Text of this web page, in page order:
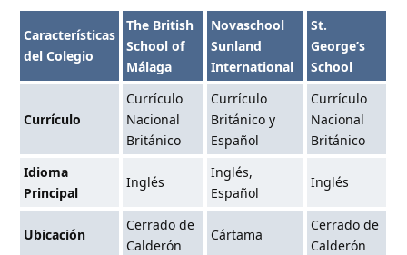
Características
del Colegio
The British
School of
Málaga
Novaschool
Sunland
International
St.
George’s
School
Currículo
Currículo
Nacional
Británico
Currículo
Británico y
Español
Currículo
Nacional
Británico
Idioma
Principal
Inglés
Inglés,
Español
Inglés
Ubicación
Cerrado de
Calderón
Cártama
Cerrado de
Calderón